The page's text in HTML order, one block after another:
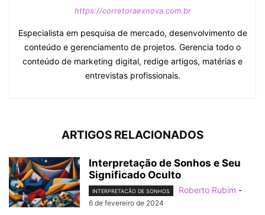
https://corretoraexnova.com.br
Especialista em pesquisa de mercado, desenvolvimento de
conteúdo e gerenciamento de projetos. Gerencia todo o
conteúdo de marketing digital, redige artigos, matérias e
entrevistas profissionais.
ARTIGOS RELACIONADOS
Interpretação de Sonhos e Seu
Significado Oculto
INTERPRETACÃO DE SONHOS Roberto Rubim -
6 de fevereiro de 2024